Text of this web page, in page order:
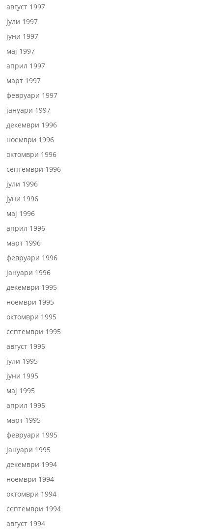
август 1997
јули 1997
јуни 1997
мај 1997
април 1997
март 1997
февруари 1997
јануари 1997
декември 1996
ноември 1996
октомври 1996
септември 1996
јули 1996
јуни 1996
мај 1996
април 1996
март 1996
февруари 1996
јануари 1996
декември 1995
ноември 1995
октомври 1995
септември 1995
август 1995
јули 1995
јуни 1995
мај 1995
април 1995
март 1995
февруари 1995
јануари 1995
декември 1994
ноември 1994
октомври 1994
септември 1994
август 1994